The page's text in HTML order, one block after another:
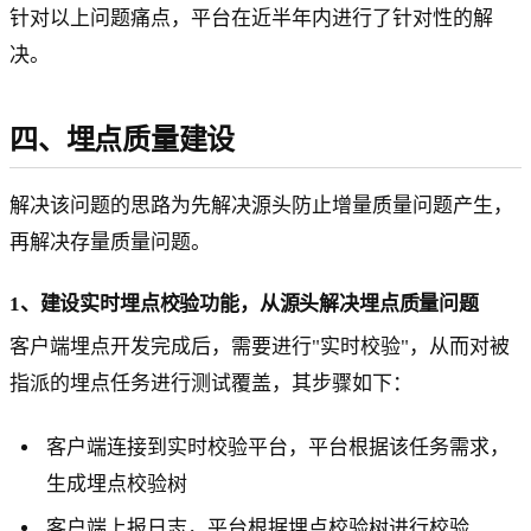
针对以上问题痛点，平台在近半年内进行了针对性的解
决。
四、埋点质量建设
解决该问题的思路为先解决源头防止增量质量问题产生，
再解决存量质量问题。
1、建设实时埋点校验功能，从源头解决埋点质量问题
客户端埋点开发完成后，需要进行"实时校验"，从而对被
指派的埋点任务进行测试覆盖，其步骤如下：
客户端连接到实时校验平台，平台根据该任务需求，
生成埋点校验树